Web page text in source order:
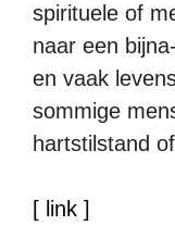
spirituele of
naar een
en vaak
sommige
hartstilstand
[ link ]